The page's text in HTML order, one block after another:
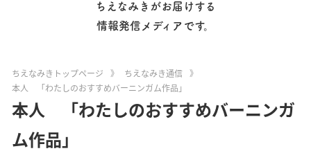
ちえなみきがお届けする
情報発信メディアです。
ちえなみきトップページ 》 ちえなみき通信
》
本人 「わたしのおすすめバーニンガム作品」
本人 「わたしのおすすめバーニンガ
ム作品」